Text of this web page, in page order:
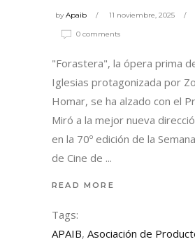
byApaib 11 noviembre, 2025
0 comments
"Forastera", la ópera prima
Iglesias protagonizada por
Homar, se ha alzado con el
Miró a la mejor nueva
en la 70º edición de la
de Cine de
READ MORE
Tags:
APAIB, Asociación de